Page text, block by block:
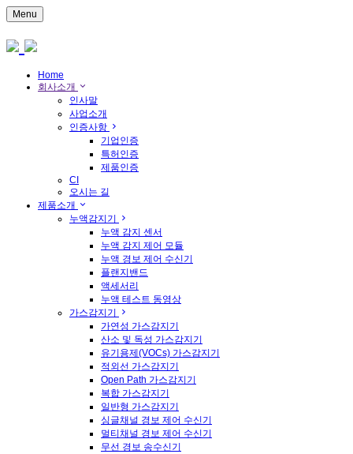
Menu
Home
회사소개
인사말
사업소개
인증사항
기업인증
특허인증
제품인증
CI
오시는 길
제품소개
누액감지기
누액 감지 센서
누액 감지 제어 모듈
누액 경보 제어 수신기
플랜지밴드
액세서리
누액 테스트 동영상
가스감지기
가연성 가스감지기
산소 및 독성 가스감지기
유기용제(VOCs) 가스감지기
적외선 가스감지기
Open Path 가스감지기
복합 가스감지기
일반형 가스감지기
싱글채널 경보 제어 수신기
멀티채널 경보 제어 수신기
무선 경보 송수신기